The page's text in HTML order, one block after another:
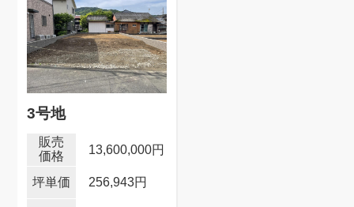
3号地
13,600,000円
256,943円